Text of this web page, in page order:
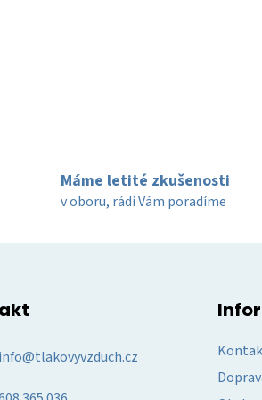
Máme letité zkušenosti
v oboru, rádi Vám poradíme
info@tlakovyvzduch.cz